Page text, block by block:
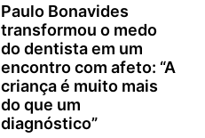
Paulo Bonavides
transformou o medo
do dentista em um
encontro com afeto: “A
criança é muito mais
do que um
diagnóstico”